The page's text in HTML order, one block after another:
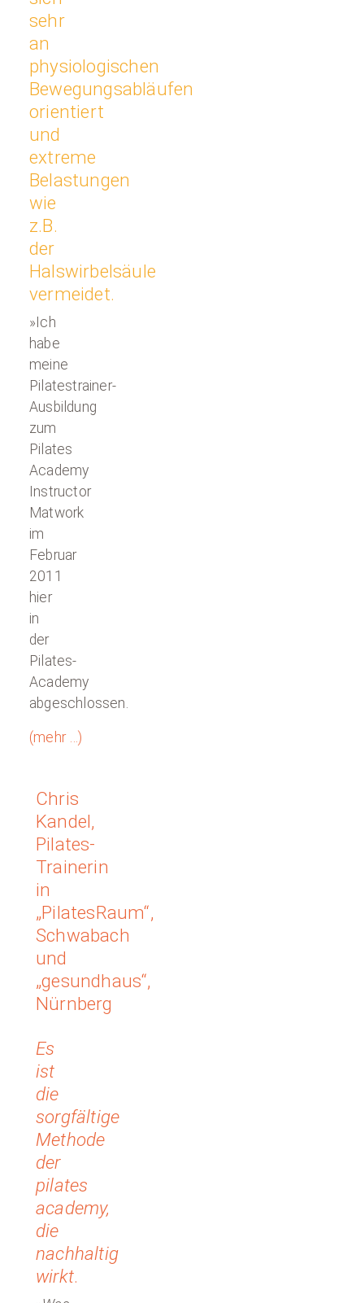
sehr
an
physiologischen
Bewegungsabläufen
orientiert
und
extreme
Belastungen
wie
z.B.
der
Halswirbelsäule
vermeidet.
»Ich
habe
meine
Pilatestrainer-
Ausbildung
zum
Pilates
Academy
Instructor
Matwork
im
Februar
2011
hier
in
der
Pilates-
Academy
abgeschlossen.
(mehr …)
Chris
Kandel,
Pilates-
Trainerin
in
„PilatesRaum“,
Schwabach
und
„gesundhaus“,
Nürnberg
Es
ist
die
sorgfältige
Methode
der
pilates
academy,
die
nachhaltig
wirkt.